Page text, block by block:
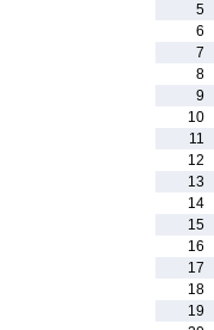
5
6
7
8
9
10
11
12
13
14
15
16
17
18
19